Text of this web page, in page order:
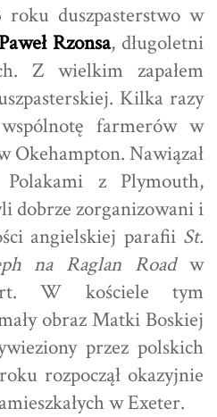
duszpasterstwo w
Rzonsa, długoletni
Z wielkim zapałem
Kilka razy
farmerów w
Okehampton. Nawiązał
z Plymouth,
dobrze zorganizowani i
angielskiej parafii St.
na Raglan Roadw
W kościele tym
obraz Matki Boskiej
przez polskich
rozpoczął okazyjnie
w Exeter.